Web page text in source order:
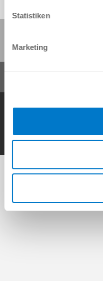
Statistiken
Marketing